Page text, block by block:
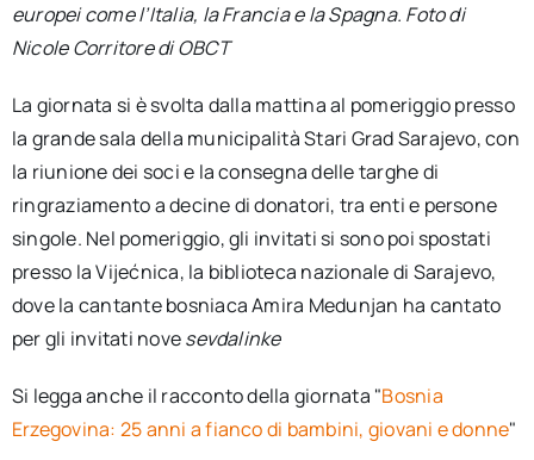
europei come l’Italia, la Francia e la Spagna. Foto di
Nicole Corritore di OBCT
La giornata si è svolta dalla mattina al pomeriggio presso
la grande sala della municipalità Stari Grad Sarajevo, con
la riunione dei soci e la consegna delle targhe di
ringraziamento a decine di donatori, tra enti e persone
singole. Nel pomeriggio, gli invitati si sono poi spostati
presso la Vijećnica, la biblioteca nazionale di Sarajevo,
dove la cantante bosniaca Amira Medunjan ha cantato
per gli invitati novesevdalinke
Si legga anche il racconto della giornata "Bosnia
Erzegovina: 25 anni a fianco di bambini, giovani e donne"